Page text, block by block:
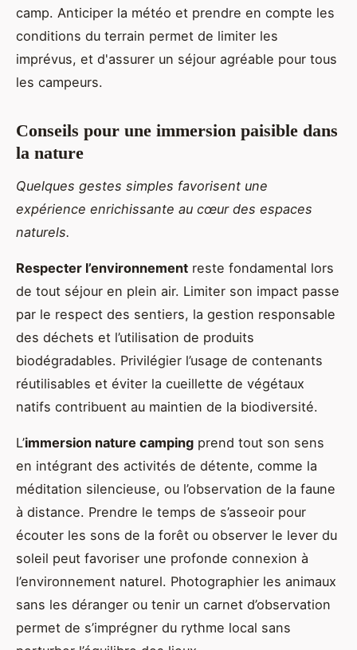
camp. Anticiper la météo et prendre en compte les
conditions du terrain permet de limiter les
imprévus, et d'assurer un séjour agréable pour tous
les campeurs.
Conseils pour une immersion paisible dans
la nature
Quelques gestes simples favorisent une
expérience enrichissante au cœur des espaces
naturels.
Respecter l’environnement reste fondamental lors
de tout séjour en plein air. Limiter son impact passe
par le respect des sentiers, la gestion responsable
des déchets et l’utilisation de produits
biodégradables. Privilégier l’usage de contenants
réutilisables et éviter la cueillette de végétaux
natifs contribuent au maintien de la biodiversité.
L’immersion nature camping prend tout son sens
en intégrant des activités de détente, comme la
méditation silencieuse, ou l’observation de la faune
à distance. Prendre le temps de s’asseoir pour
écouter les sons de la forêt ou observer le lever du
soleil peut favoriser une profonde connexion à
l’environnement naturel. Photographier les animaux
sans les déranger ou tenir un carnet d’observation
permet de s’imprégner du rythme local sans